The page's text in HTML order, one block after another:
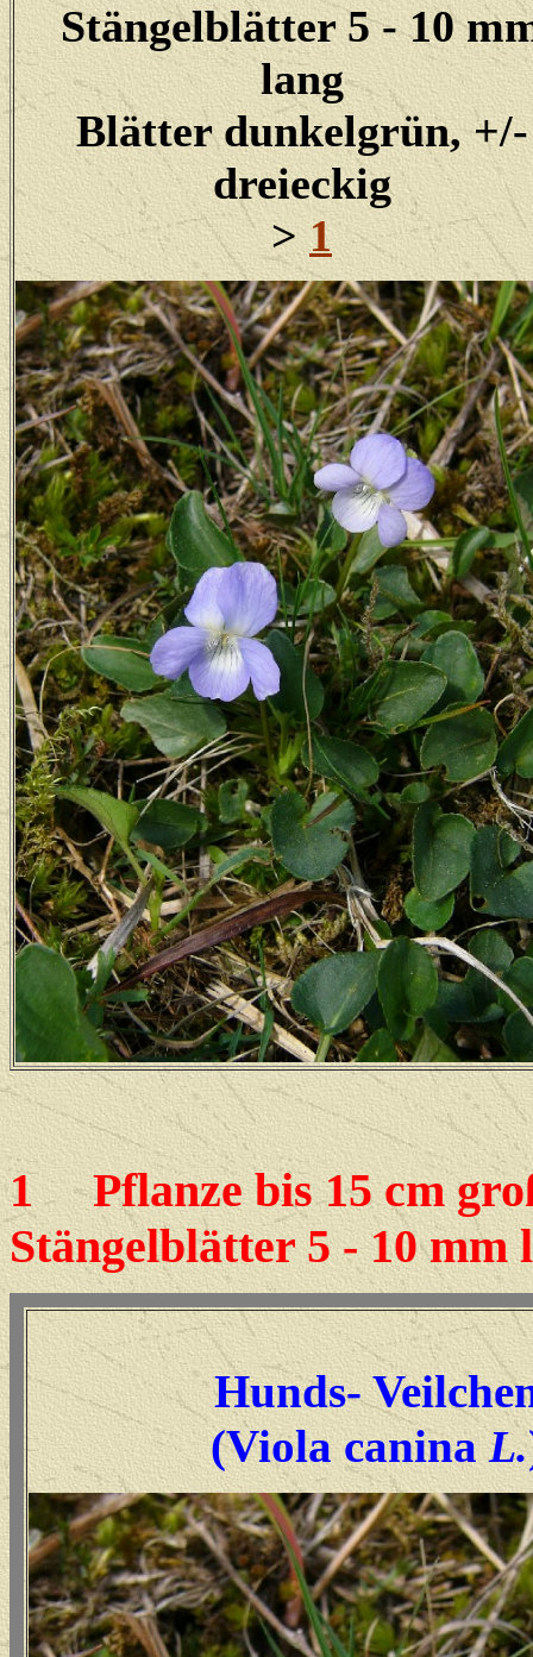
Stängelblätter 5 - 10
lang
Blätter dunkelgrün, +/-
dreieckig
>1
1Pflanze bis 15 cm
Stängelblätter 5 - 10
Hunds-
(Viola caninaL.